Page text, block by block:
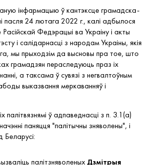
інфармацыю ў кантэксце грамадска-
пасля 24 лютага 2022 г., калі адбылося
Федэрацыі ва Украіну і акты
і салідарнасці з народам Украіны, якія
мы прыходзім да высновы пра тое, што
грамадзян пераследуюць праз іх
а таксама ў сувязі з негвалтоўным
выказвання меркаванняў і
палітвязнямі ў адпаведнасці з п. 3.1(а)
паняцця "палітычны зняволены", і
палітзняволеных Дзмітрыя